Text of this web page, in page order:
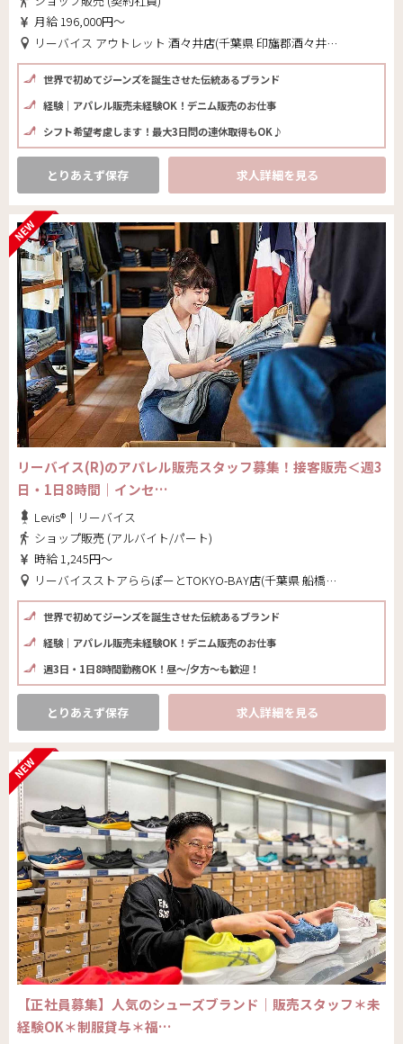
月給 196,000円～
リーバイス アウトレット 酒々井店(千葉県 印旛郡酒々井町)
世界で初めてジーンズを誕生させた伝統あるブランド
経験｜アパレル販売未経験OK！デニム販売のお仕事
シフト希望考慮します！最大3日問の連休取得もOK♪
とりあえず保存 求人詳細を見る
リーバイス(R)のアパレル販売スタッフ募集！接客販売＜週3
日・1日8時間｜インセ…
Levis®｜リーバイス
ショップ販売 (アルバイト/パート)
時給 1,245円～
リーバイスストアららぽーとTOKYO-BAY店(千葉県 船橋市)
世界で初めてジーンズを誕生させた伝統あるブランド
経験｜アパレル販売未経験OK！デニム販売のお仕事
週3日・1日8時間勤務OK！昼～/夕方～も歓迎！
とりあえず保存 求人詳細を見る
【正社員募集】人気のシューズブランド｜販売スタッフ＊未
経験OK＊制服貸与＊福…